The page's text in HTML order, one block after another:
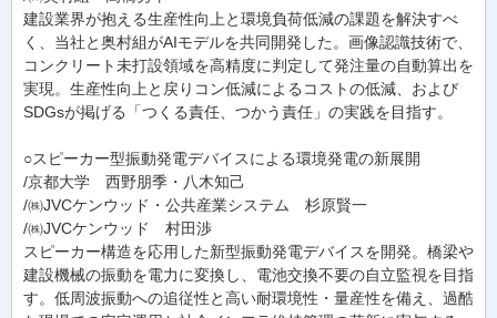
建設業界が抱える生産性向上と環境負荷低減の課題を解決すべ
く、当社と奥村組がAIモデルを共同開発した。画像認識技術で、
コンクリート未打設領域を高精度に判定して発注量の自動算出を
実現。生産性向上と戻りコン低減によるコストの低減、および
SDGsが掲げる「つくる責任、つかう責任」の実践を目指す。
○スピーカー型振動発電デバイスによる環境発電の新展開
/京都大学 西野朋季・八木知己
/㈱JVCケンウッド・公共産業システム 杉原賢一
/㈱JVCケンウッド 村田渉
スピーカー構造を応用した新型振動発電デバイスを開発。橋梁や
建設機械の振動を電力に変換し、電池交換不要の自立監視を目指
す。低周波振動への追従性と高い耐環境性・量産性を備え、過酷